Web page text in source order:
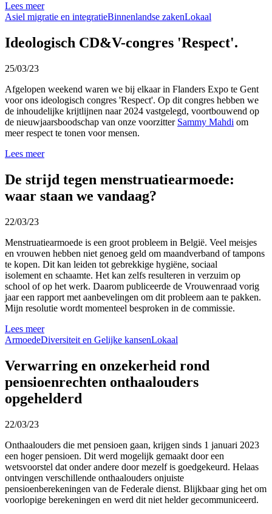
Lees meer
Asiel migratie en integratieBinnenlandse zakenLokaal
Ideologisch CD&V-congres 'Respect'.
25/03/23
Afgelopen weekend waren we bij elkaar in Flanders Expo te Gent
voor ons ideologisch congres 'Respect'. Op dit congres hebben we
de inhoudelijke krijtlijnen naar 2024 vastgelegd, voortbouwend op
de nieuwjaarsboodschap van onze voorzitter Sammy Mahdi om
meer respect te tonen voor mensen.
Lees meer
De strijd tegen menstruatiearmoede:
waar staan we vandaag?
22/03/23
Menstruatiearmoede is een groot probleem in België. Veel meisjes
en vrouwen hebben niet genoeg geld om maandverband of tampons
te kopen. Dit kan leiden tot gebrekkige hygiëne, sociaal
isolement en schaamte. Het kan zelfs resulteren in verzuim op
school of op het werk. Daarom publiceerde de Vrouwenraad vorig
jaar een rapport met aanbevelingen om dit probleem aan te pakken.
Mijn resolutie wordt momenteel besproken in de commissie.
Lees meer
ArmoedeDiversiteit en Gelijke kansenLokaal
Verwarring en onzekerheid rond
pensioenrechten onthaalouders
opgehelderd
22/03/23
Onthaalouders die met pensioen gaan, krijgen sinds 1 januari 2023
een hoger pensioen. Dit werd mogelijk gemaakt door een
wetsvoorstel dat onder andere door mezelf is goedgekeurd. Helaas
ontvingen verschillende onthaalouders onjuiste
pensioenberekeningen van de Federale dienst. Blijkbaar ging het om
voorlopige berekeningen en werd dit niet helder gecommuniceerd.